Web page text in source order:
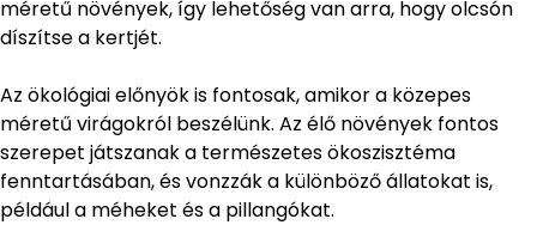
méretű növények, így lehetőség van arra, hogy olcsón
díszítse a kertjét.
Az ökológiai előnyök is fontosak, amikor a közepes
méretű virágokról beszélünk. Az élő növények fontos
szerepet játszanak a természetes ökoszisztéma
fenntartásában, és vonzzák a különböző állatokat is,
például a méheket és a pillangókat.